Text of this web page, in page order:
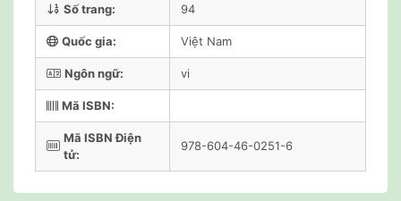
Số trang: 94
Quốc gia: Việt Nam
Ngôn ngữ: vi
Mã ISBN:
Mã ISBN Điện
tử:
978-604-46-0251-6